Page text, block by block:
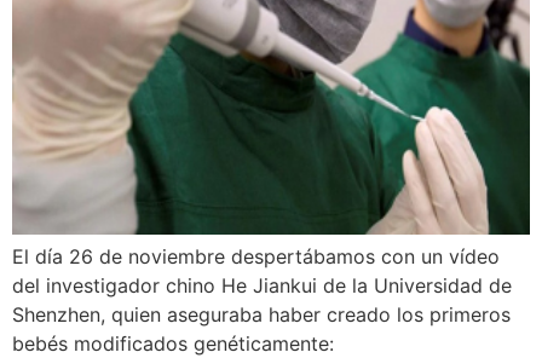
El día 26 de noviembre despertábamos con un vídeo
del investigador chino He Jiankui de la Universidad de
Shenzhen, quien aseguraba haber creado los primeros
bebés modificados genéticamente: